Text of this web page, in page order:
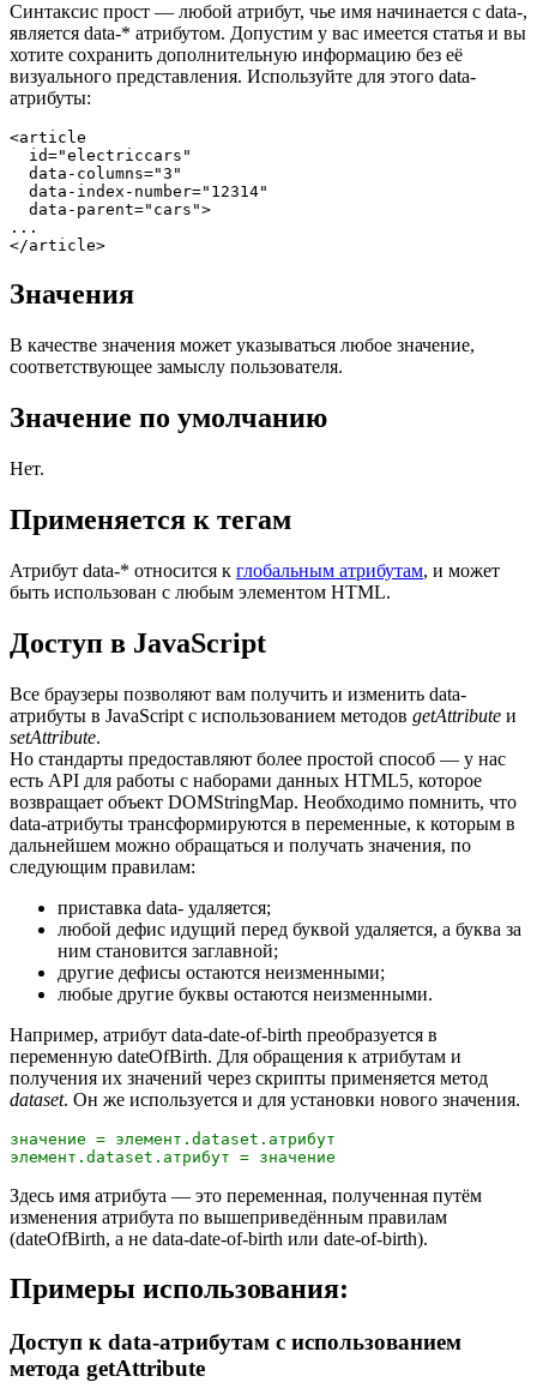
Синтаксис прост — любой атрибут, чье имя начинается с data-,
является data-* атрибутом. Допустим у вас имеется статья и вы
хотите сохранить дополнительную информацию без её
визуального представления. Используйте для этого data-
атрибуты:
<article
  id="electriccars"
  data-columns="3"
  data-index-number="12314"
  data-parent="cars">
...
Значения
В качестве значения может указываться любое значение,
соответствующее замыслу пользователя.
Значение по умолчанию
Нет.
Применяется к тегам
Атрибут data-* относится к глобальным атрибутам, и может
быть использован с любым элементом HTML.
Доступ в JavaScript
Все браузеры позволяют вам получить и изменить data-
атрибуты в JavaScript с использованием методов getAttribute и
setAttribute.
Но стандарты предоставляют более простой способ — у нас
есть API для работы с наборами данных HTML5, которое
возвращает объект DOMStringMap. Необходимо помнить, что
data-атрибуты трансформируются в переменные, к которым в
дальнейшем можно обращаться и получать значения, по
следующим правилам:
приставка data- удаляется;
любой дефис идущий перед буквой удаляется, а буква за
ним становится заглавной;
другие дефисы остаются неизменными;
любые другие буквы остаются неизменными.
Например, атрибут data-date-of-birth преобразуется в
переменную dateOfBirth. Для обращения к атрибутам и
получения их значений через скрипты применяется метод
dataset. Он же используется и для установки нового значения.
значение = элемент.dataset.атрибут
Здесь имя атрибута — это переменная, полученная путём
изменения атрибута по вышеприведённым правилам
(dateOfBirth, а не data-date-of-birth или date-of-birth).
Примеры использования:
Доступ к data-атрибутам с использованием
метода getAttribute